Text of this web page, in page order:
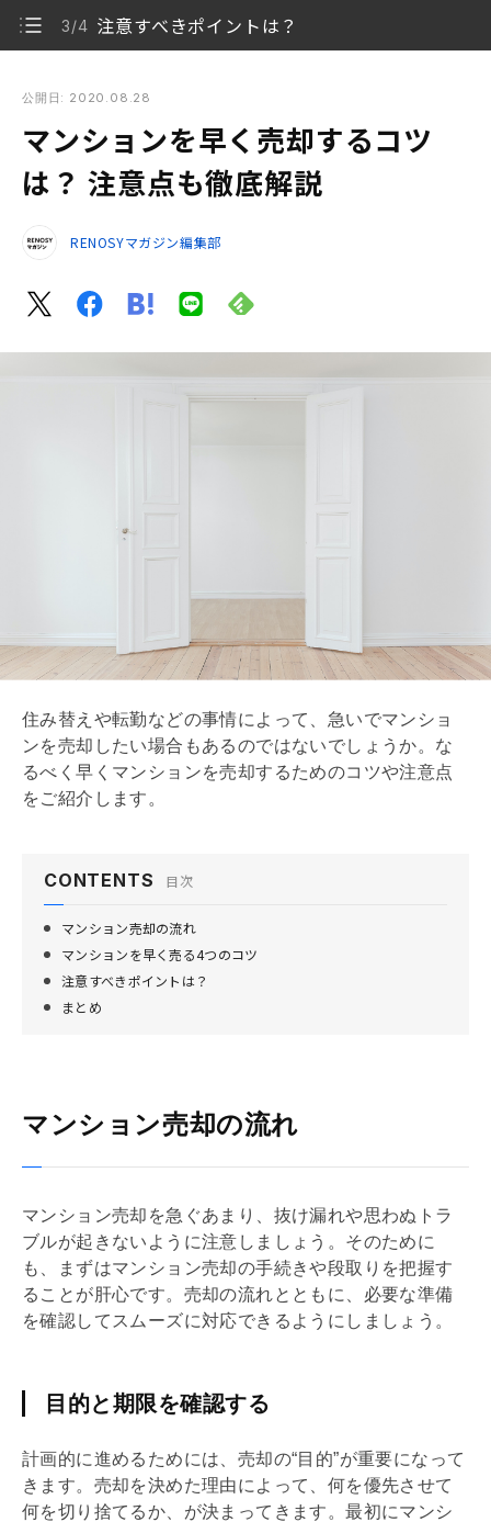
3/4 注意すべきポイントは？
1/4 マンション売却の流れ
2/4 マンションを早く売る4つのコツ
3/4 注意すべきポイントは？
4/4 まとめ
公開日: 2020.08.28
マンションを早く売却するコツ
は？ 注意点も徹底解説
RENOSYマガジン編集部
住み替えや転勤などの事情によって、急いでマンショ
ンを売却したい場合もあるのではないでしょうか。な
るべく早くマンションを売却するためのコツや注意点
をご紹介します。
CONTENTS 目次
マンション売却の流れ
マンションを早く売る4つのコツ
注意すべきポイントは？
まとめ
マンション売却の流れ
マンション売却を急ぐあまり、抜け漏れや思わぬトラ
ブルが起きないように注意しましょう。そのために
も、まずはマンション売却の手続きや段取りを把握す
ることが肝心です。売却の流れとともに、必要な準備
を確認してスムーズに対応できるようにしましょう。
目的と期限を確認する
計画的に進めるためには、売却の“目的”が重要になって
きます。売却を決めた理由によって、何を優先させて
何を切り捨てるか、が決まってきます。最初にマンシ